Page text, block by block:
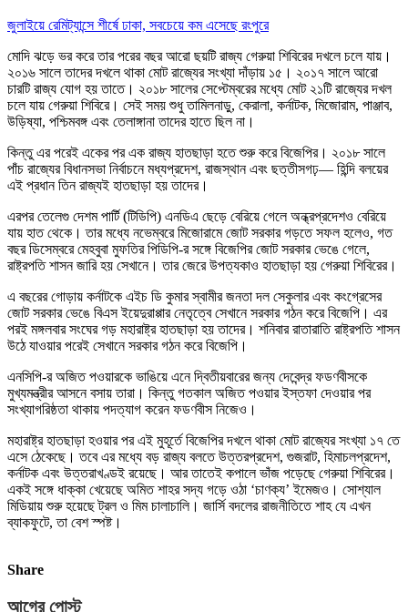
জুলাইয়ে রেমিট্যান্সে শীর্ষে ঢাকা, সবচেয়ে কম এসেছে রংপুরে
মোদি ঝড়ে ভর করে তার পরের বছর আরো ছয়টি রাজ্য গেরুয়া শিবিরের দখলে চলে যায়।
২০১৬ সালে তাদের দখলে থাকা মোট রাজ্যের সংখ্যা দাঁড়ায় ১৫। ২০১৭ সালে আরো
চারটি রাজ্য যোগ হয় তাতে। ২০১৮ সালের সেপ্টেম্বরের মধ্যে মোট ২১টি রাজ্যের দখল
চলে যায় গেরুয়া শিবিরে। সেই সময় শুধু তামিলনাড়ু, কেরালা, কর্নাটক, মিজোরাম, পাঞ্জাব,
উড়িষ্যা, পশ্চিমবঙ্গ এবং তেলাঙ্গানা তাদের হাতে ছিল না।
কিন্তু এর পরেই একের পর এক রাজ্য হাতছাড়া হতে শুরু করে বিজেপির। ২০১৮ সালে
পাঁচ রাজ্যের বিধানসভা নির্বাচনে মধ্যপ্রদেশ, রাজস্থান এবং ছত্তীসগঢ়— হিন্দি বলয়ের
এই প্রধান তিন রাজ্যই হাতছাড়া হয় তাদের।
এরপর তেলেগু দেশম পার্টি (টিডিপি) এনডিএ ছেড়ে বেরিয়ে গেলে অন্ধ্রপ্রদেশও বেরিয়ে
যায় হাত থেকে। তার মধ্যে নভেম্বরে মিজোরামে জোট সরকার গড়তে সফল হলেও, গত
বছর ডিসেম্বরে মেহবুবা মুফতির পিডিপি-র সঙ্গে বিজেপির জোট সরকার ভেঙে গেলে,
রাষ্ট্রপতি শাসন জারি হয় সেখানে। তার জেরে উপত্যকাও হাতছাড়া হয় গেরুয়া শিবিরের।
এ বছরের গোড়ায় কর্নাটকে এইচ ডি কুমার স্বামীর জনতা দল সেকুলার এবং কংগ্রেসের
জোট সরকার ভেঙে বিএস ইয়েদুরাপ্পার নেতৃত্বে সেখানে সরকার গঠন করে বিজেপি। এর
পরই মঙ্গলবার সংঘের গড় মহারাষ্ট্র হাতছাড়া হয় তাদের। শনিবার রাতারাতি রাষ্ট্রপতি শাসন
উঠে যাওয়ার পরেই সেখানে সরকার গঠন করে বিজেপি।
এনসিপি-র অজিত পওয়ারকে ভাঙিয়ে এনে দ্বিতীয়বারের জন্য দেবেন্দ্র ফডণবীসকে
মুখ্যমন্ত্রীর আসনে বসায় তারা। কিন্তু গতকাল অজিত পওয়ার ইস্তফা দেওয়ার পর
সংখ্যাগরিষ্ঠতা থাকায় পদত্যাগ করেন ফডণবীস নিজেও।
মহারাষ্ট্র হাতছাড়া হওয়ার পর এই মুহূর্তে বিজেপির দখলে থাকা মোট রাজ্যের সংখ্যা ১৭ তে
এসে ঠেকেছে। তবে এর মধ্যে বড় রাজ্য বলতে উত্তরপ্রদেশ, গুজরাট, হিমাচলপ্রদেশ,
কর্নাটক এবং উত্তরাখণ্ডই রয়েছে। আর তাতেই কপালে ভাঁজ পড়েছে গেরুয়া শিবিরের।
একই সঙ্গে ধাক্কা খেয়েছে অমিত শাহর সদ্য গড়ে ওঠা ‘চাণক্য’ ইমেজও। সোশ্যাল
মিডিয়ায় শুরু হয়েছে ট্রল ও মিম চালাচালি। জার্সি বদলের রাজনীতিতে শাহ যে এখন
ব্যাকফুটে, তা বেশ স্পষ্ট।
Share
আগের পোস্ট